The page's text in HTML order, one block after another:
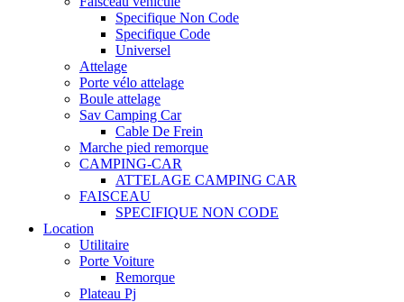
Specifique Non Code
Specifique Code
Universel
Attelage
Porte vélo attelage
Boule attelage
Sav Camping Car
Cable De Frein
Marche pied remorque
CAMPING-CAR
ATTELAGE CAMPING CAR
FAISCEAU
SPECIFIQUE NON CODE
Location
Utilitaire
Porte Voiture
Remorque
Plateau Pj